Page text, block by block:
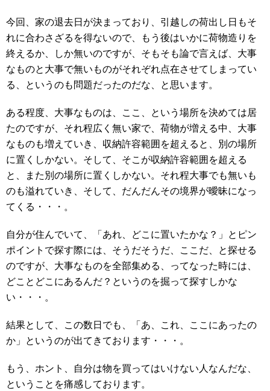
今回、家の退去日が決まっており、引越しの荷出し日もそ
れに合わさざるを得ないので、もう後はいかに荷物造りを
終えるか、しか無いのですが、そもそも論で言えば、大事
なものと大事で無いものがそれぞれ点在させてしまってい
る、というのも問題だったのだな、と思います。
ある程度、大事なものは、ここ、という場所を決めては居
たのですが、それ程広く無い家で、荷物が増える中、大事
なものも増えていき、収納許容範囲を超えると、別の場所
に置くしかない。そして、そこが収納許容範囲を超える
と、また別の場所に置くしかない。それ程大事でも無いも
のも溢れていき、そして、だんだんその境界が曖昧になっ
てくる・・・。
自分が住んでいて、「あれ、どこに置いたかな？」とピン
ポイントで探す際には、そうだそうだ、ここだ、と探せる
のですが、大事なものを全部集める、ってなった時には、
どことどこにあるんだ？というのを掘って探すしかな
い・・・。
結果として、この数日でも、「あ、これ、ここにあったの
か」というのが出てきております・・・。
もう、ホント、自分は物を買ってはいけない人なんだな、
ということを痛感しております。